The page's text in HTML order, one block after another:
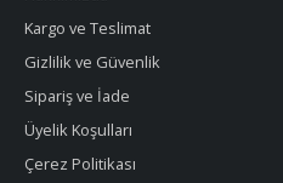
Kargo ve Teslimat
Gizlilik ve Güvenlik
Sipariş ve İade
Üyelik Koşulları
Çerez Politikası